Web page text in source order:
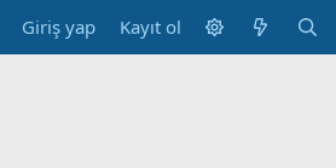
Giriş yap Kayıt ol